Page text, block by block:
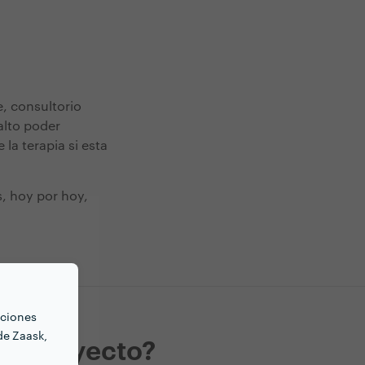
Zaask,
consultorio
poder
la terapia si esta
hoy por hoy,
proyecto?